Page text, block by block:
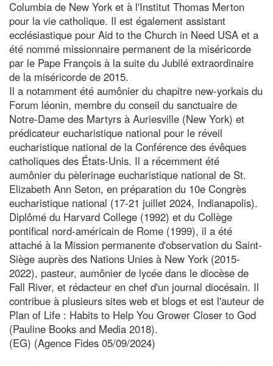
Columbia de New York et à l'Institut Thomas Merton
pour la vie catholique. Il est également assistant
ecclésiastique pour Aid to the Church in Need USA et a
été nommé missionnaire permanent de la miséricorde
par le Pape François à la suite du Jubilé extraordinaire
de la miséricorde de 2015.
Il a notamment été aumônier du chapitre new-yorkais du
Forum léonin, membre du conseil du sanctuaire de
Notre-Dame des Martyrs à Auriesville (New York) et
prédicateur eucharistique national pour le réveil
eucharistique national de la Conférence des évêques
catholiques des États-Unis. Il a récemment été
aumônier du pèlerinage eucharistique national de St.
Elizabeth Ann Seton, en préparation du 10e Congrès
eucharistique national (17-21 juillet 2024, Indianapolis).
Diplômé du Harvard College (1992) et du Collège
pontifical nord-américain de Rome (1999), il a été
attaché à la Mission permanente d'observation du Saint-
Siège auprès des Nations Unies à New York (2015-
2022), pasteur, aumônier de lycée dans le diocèse de
Fall River, et rédacteur en chef d'un journal diocésain. Il
contribue à plusieurs sites web et blogs et est l'auteur de
Plan of Life : Habits to Help You Grower Closer to God
(Pauline Books and Media 2018).
(EG) (Agence Fides 05/09/2024)